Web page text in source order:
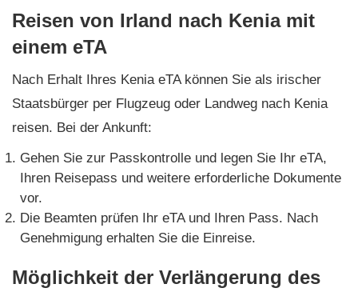
Reisen von Irland nach Kenia mit
einem eTA
Nach Erhalt Ihres Kenia eTA können Sie als irischer
Staatsbürger per Flugzeug oder Landweg nach Kenia
reisen. Bei der Ankunft:
Gehen Sie zur Passkontrolle und legen Sie Ihr eTA,
Ihren Reisepass und weitere erforderliche Dokumente
vor.
Die Beamten prüfen Ihr eTA und Ihren Pass. Nach
Genehmigung erhalten Sie die Einreise.
Möglichkeit der Verlängerung des